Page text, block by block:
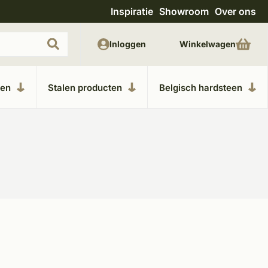
Uitgebreide showroom in Kesteren Unieke
Inspiratie Showroom Over ons
Stalen producten Belgisch hardsteen
Inloggen Winkelwagen